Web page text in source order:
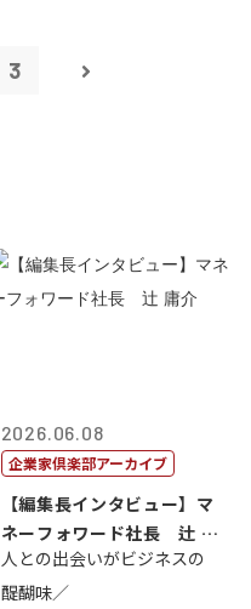
3
2026.06.08
企業家倶楽部アーカイブ
【編集長インタビュー】マ
ネーフォワード社長 辻 庸
介
人との出会いがビジネスの
醍醐味／